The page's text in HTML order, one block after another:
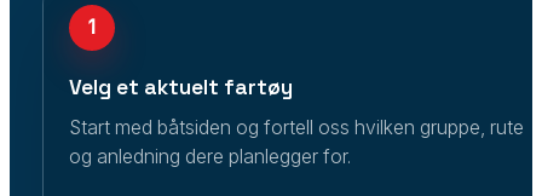
1
Velg et aktuelt fartøy
Start med båtsiden og fortell oss hvilken gruppe, rute
og anledning dere planlegger for.